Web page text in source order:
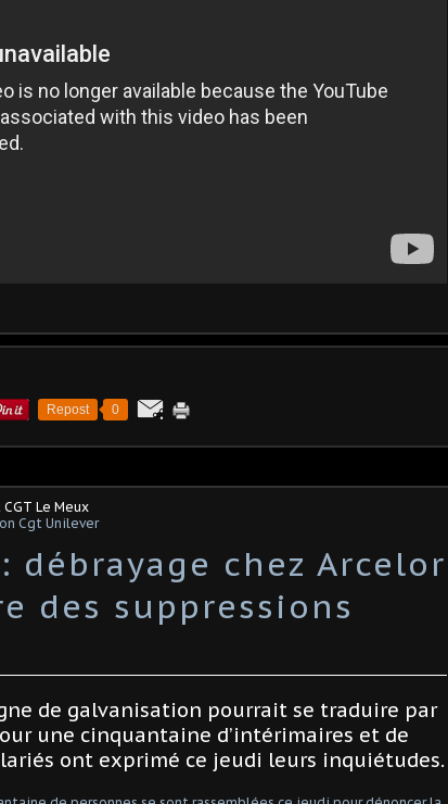
Repost 0
Le Meux
Cgt Unilever
débrayage chez Arcelor
des suppressions
de galvanisation pourrait se traduire par
une cinquantaine d’intérimaires et de
ont exprimé ce jeudi leurs inquiétudes.